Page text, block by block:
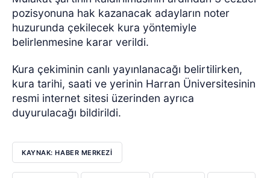
pozisyonuna hak kazanacak adayların noter
huzurunda çekilecek kura yöntemiyle
belirlenmesine karar verildi.
Kura çekiminin canlı yayınlanacağı belirtilirken,
kura tarihi, saati ve yerinin Harran Üniversitesinin
resmi internet sitesi üzerinden ayrıca
duyurulacağı bildirildi.
KAYNAK: HABER MERKEZİ